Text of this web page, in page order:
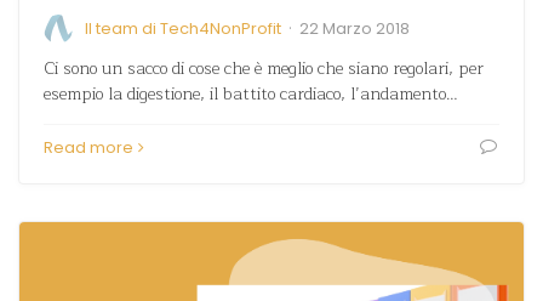
Il team di Tech4NonProfit · 22 Marzo 2018
Ci sono un sacco di cose che è meglio che siano regolari, per
esempio la digestione, il battito cardiaco, l’andamento…
Read more